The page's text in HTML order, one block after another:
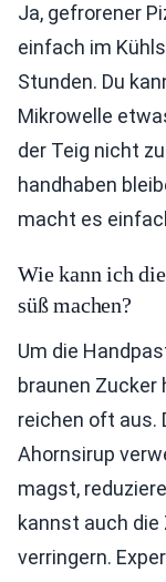
Ja, gefrorener
einfach im
Stunden. Du
Mikrowelle
der Teig nicht
handhaben
macht es
Wie kann ich
süß machen?
Um die
braunen Zucker
reichen oft aus.
Ahornsirup
magst,
kannst auch
verringern.